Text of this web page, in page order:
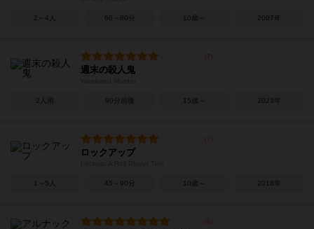
2～4人 60～80分 10歳～ 2007年
週末の殺人鬼
2人用 90分前後 15歳～ 2023年
ロックアップ
1～5人 45～90分 10歳～ 2018年